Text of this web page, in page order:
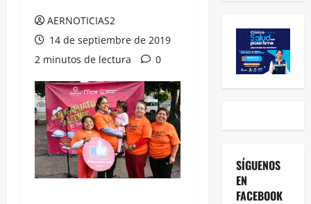
AERNOTICIAS2
14 de septiembre de 2019
2 minutos de lectura
0
SÍGUENOS
EN
FACEBOOK